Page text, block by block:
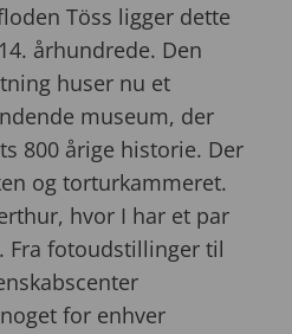
Töss ligger dette
århundrede. Den
huser nu et
museum, der
800 årige historie. Der
og torturkammeret.
hvor I har et par
Fra fotoudstillinger til
for enhver